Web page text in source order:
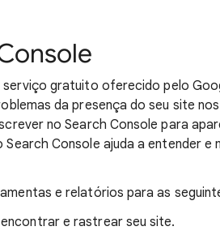
serviço gratuito oferecido pelo
da presença do seu site
no Search Console para
Search Console ajuda a entender
e relatórios para as
e rastrear seu site.